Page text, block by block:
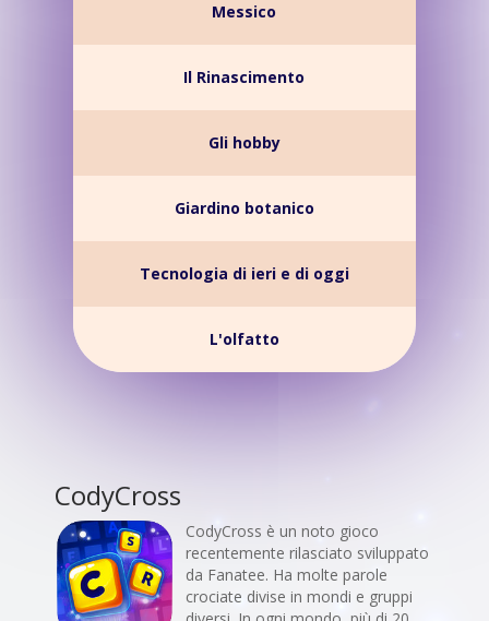
Messico
Il Rinascimento
Gli hobby
Giardino botanico
Tecnologia di ieri e di oggi
L'olfatto
CodyCross
CodyCross è un noto gioco
recentemente rilasciato sviluppato
da Fanatee. Ha molte parole
crociate divise in mondi e gruppi